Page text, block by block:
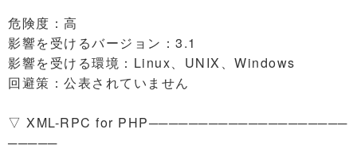
危険度：高
影響を受けるバージョン：3.1
影響を受ける環境：Linux、UNIX、Windows
回避策：公表されていません
▽ XML-RPC for PHP────────────────────
─────